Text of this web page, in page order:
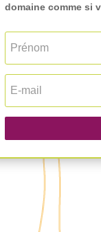
domaine comme si